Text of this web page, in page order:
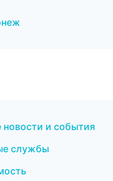
и события
службы